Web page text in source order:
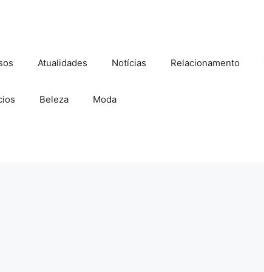
Atualidades Notícias Relacionamento
Beleza Moda